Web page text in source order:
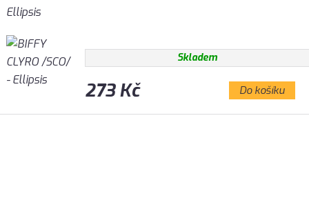
Ellipsis
Skladem
273 Kč Do košíku